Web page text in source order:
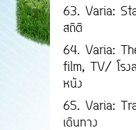
63. Varia:
สถิติ
64. Varia:
film, TV/ โรงล
หนัง
65. Varia:
เดินทาง